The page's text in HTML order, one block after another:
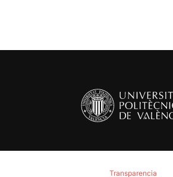
Transparencia